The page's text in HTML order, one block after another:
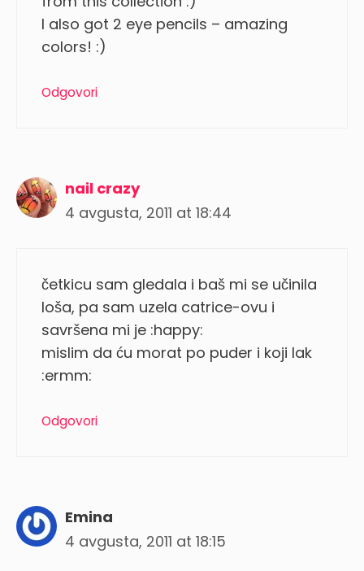
I also got 2 eye pencils – amazing
colors! :)
Odgovori
nail crazy
4 avgusta, 2011 at 18:44
četkicu sam gledala i baš mi se učinila
loša, pa sam uzela catrice-ovu i
savršena mi je :happy:
mislim da ću morat po puder i koji lak
:ermm:
Odgovori
Emina
4 avgusta, 2011 at 18:15